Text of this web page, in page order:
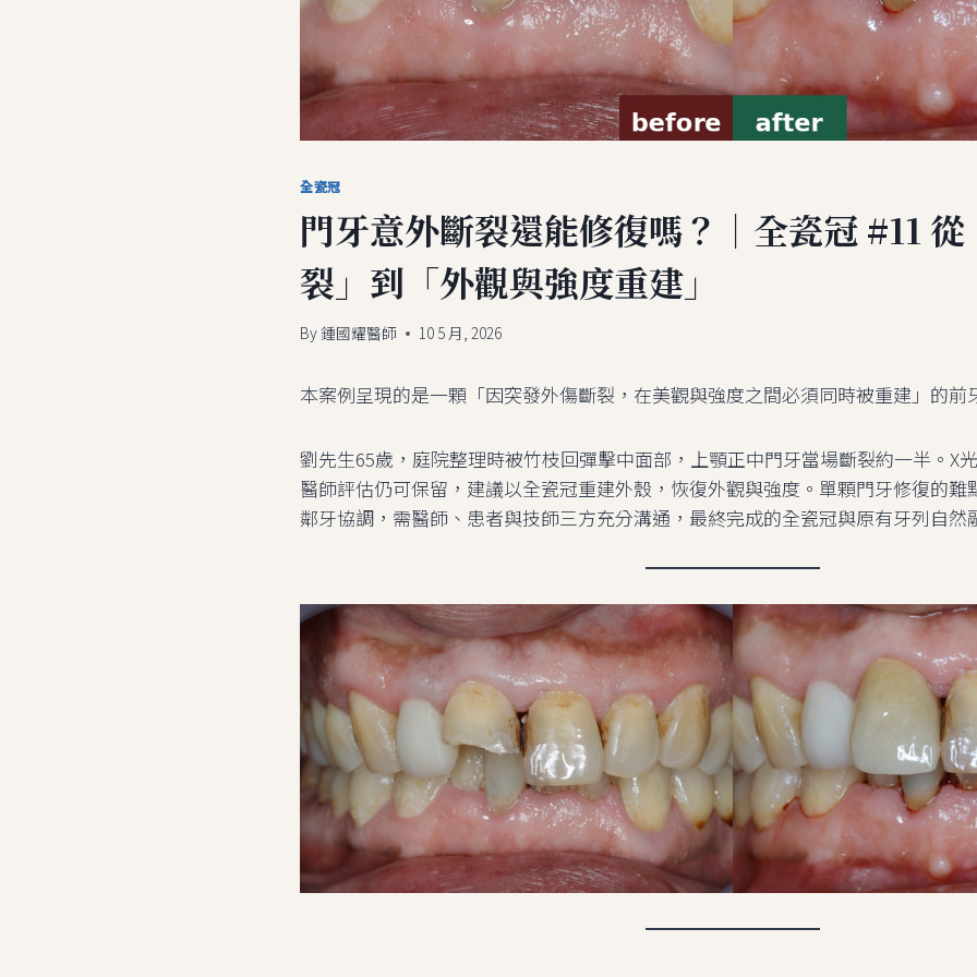
全瓷冠
門牙意外斷裂還能修復嗎？｜全瓷冠 #11
裂」到「外觀與強度重建」
By鍾國耀醫師 10 5 月, 2026
本案例呈現的是一顆「因突發外傷斷裂，在美觀與強度之間必須同時被重建」的前
劉先生65歲，庭院整理時被竹枝回彈擊中面部，上顎正中門牙當場斷裂約一半。X
醫師評估仍可保留，建議以全瓷冠重建外殼，恢復外觀與強度。單顆門牙修復的難
鄰牙協調，需醫師、患者與技師三方充分溝通，最終完成的全瓷冠與原有牙列自然